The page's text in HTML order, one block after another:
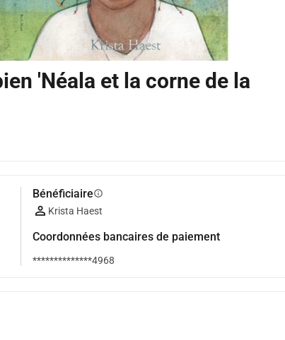
'Néala et la corne de la
Bénéficiaireinfo
Krista Haest
Coordonnées bancaires de paiement
**************4968